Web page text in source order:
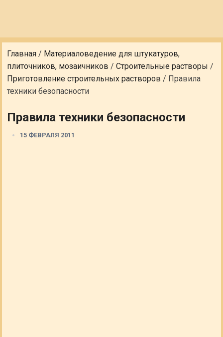
Главная / Материаловедение для штукатуров,
плиточников, мозаичников /Строительные растворы /
Приготовление строительных растворов / Правила
техники безопасности
Правила техники безопасности
15 ФЕВРАЛЯ 2011